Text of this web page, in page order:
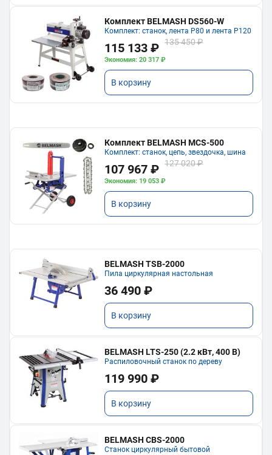
Комплект BELMASH DS560-W
Комплект: станок, лента P80 и лента P120
115 133 ₽ 135 450 ₽
Экономия: 20 317 ₽
В корзину
Комплект BELMASH MCS-500
Комплект: станок, цепь, звездочка, шина
107 967 ₽ 127 020 ₽
Экономия: 19 053 ₽
В корзину
BELMASH TSB-2000
Пила циркулярная настольная
36 490 ₽
В корзину
BELMASH LTS-250 (2.2 кВт, 400 В)
Распиловочный станок по дереву
119 990 ₽
В корзину
BELMASH CBS-2000
Станок циркулярный бытовой